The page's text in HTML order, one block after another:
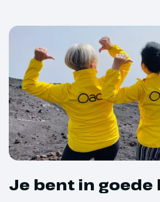
kerstmarkt
met een
Hoogtepunt
Strand
Je bent in goede